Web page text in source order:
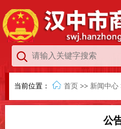
当前位置： 首页 >> 新闻中心
公